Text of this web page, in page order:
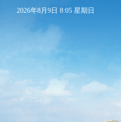
2026年8月9日 8:05 星期日